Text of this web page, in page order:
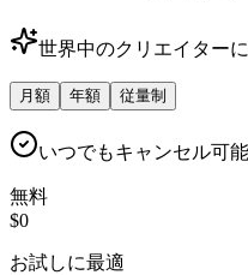
世界中のクリエイター
月額 年額 従量制
いつでもキャンセル可能
無料
$0
お試しに最適